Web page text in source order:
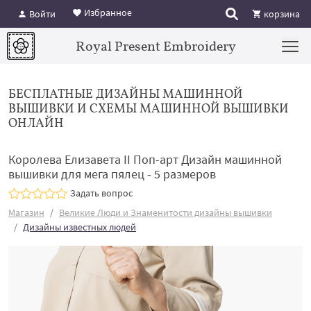
Войти Избранное корзина
Royal Present Embroidery
БЕСПЛАТНЫЕ ДИЗАЙНЫ МАШИННОЙ
ВЫШИВКИ И СХЕМЫ МАШИННОЙ ВЫШИВКИ
ОНЛАЙН
Королева Елизавета II Поп-арт Дизайн машинной
вышивки для мега пялец - 5 размеров
Задать вопрос
Магазин
Великие Люди и Знаменитости дизайны вышивки
​Дизайны известных людей